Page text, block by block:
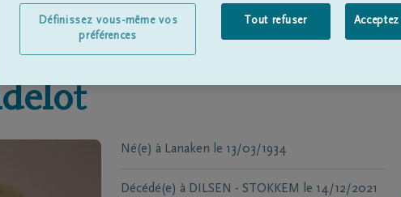
Né(e) à Lanaken le 13/03/1934
Décédé(e) à DILSEN - STOKKEM le 14/12/2021
Tout refuser
Définissez vous-même vos
préférences